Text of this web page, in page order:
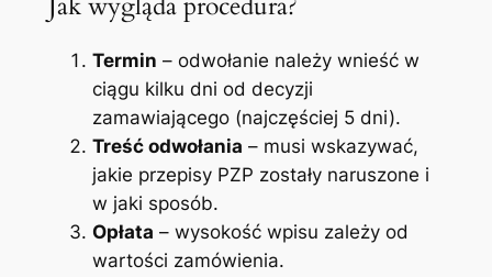
Termin – odwołanie należy wnieść w
ciągu kilku dni od decyzji
zamawiającego (najczęściej 5 dni).
Treść odwołania – musi wskazywać,
jakie przepisy PZP zostały naruszone i
w jaki sposób.
Opłata – wysokość wpisu zależy od
wartości zamówienia.